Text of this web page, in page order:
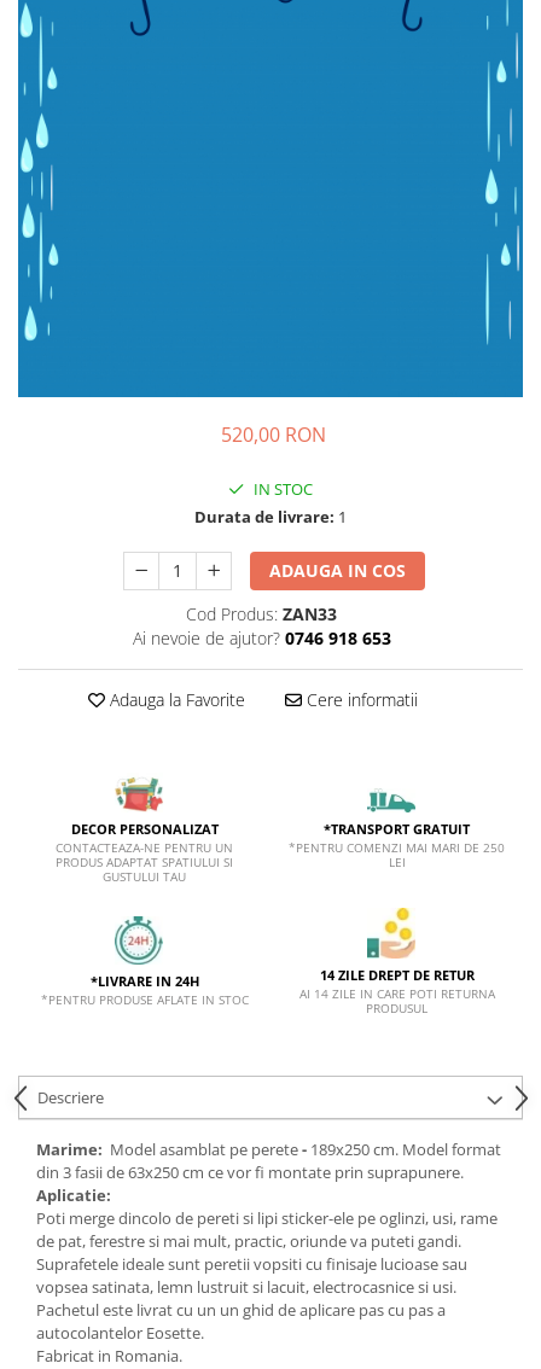
Sticker Harta Lumii
Stickere Cu Model Repetitiv
Stickere Perete Pentru Camera De
Stickere Pentru Bucatarie
Stickere pentru Usi
Stickere pentru Scari
Stickere pentru Podea
Stickere Semnalistica
Stickere Panou Poze
520,00 RON
IN STOC
Durata de livrare: 1
ADAUGA IN COS
Cod Produs: ZAN33
Ai nevoie de ajutor? 0746 918 653
Adauga la Favorite Cere informatii
DECOR PERSONALIZAT
CONTACTEAZA-NE PENTRU UN
PRODUS ADAPTAT SPATIULUI SI
GUSTULUI TAU
*TRANSPORT GRATUIT
*PENTRU COMENZI MAI MARI DE 250
LEI
*LIVRARE IN 24H
*PENTRU PRODUSE AFLATE IN STOC
14 ZILE DREPT DE RETUR
AI 14 ZILE IN CARE POTI RETURNA
PRODUSUL
Descriere
Marime: Model asamblat pe perete- 189x250 cm. Model format
din 3 fasii de 63x250 cm ce vor fi montate prin suprapunere.
Aplicatie:
Poti merge dincolo de pereti si lipi sticker-ele pe oglinzi, usi, rame
de pat, ferestre si mai mult, practic, oriunde va puteti gandi.
Suprafetele ideale sunt peretii vopsiti cu finisaje lucioase sau
vopsea satinata, lemn lustruit si lacuit, electrocasnice si usi.
Pachetul este livrat cu un un ghid de aplicare pas cu pas a
autocolantelor Eosette.
Fabricat in Romania.